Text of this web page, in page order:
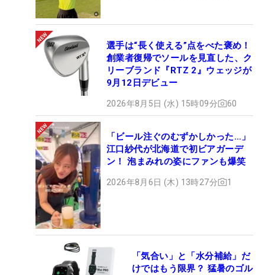
選手は“長く使える”点をべた褒め！
創業者復帰でソールを見直した、ク
リーブランド『RTZ 2』ウェッジが
9月12日デビュー
2026年8月5日 (水) 15時09分 60
「ビール注ぐのむずかしかった…」
江口紗代が北海道で初ビアガーデ
ン！ 泡まみれの姿にファンも爆笑
2026年8月6日 (木) 13時27分 1
「気合い」と「水分補給」だ
けではもう限界？ 猛暑のゴル